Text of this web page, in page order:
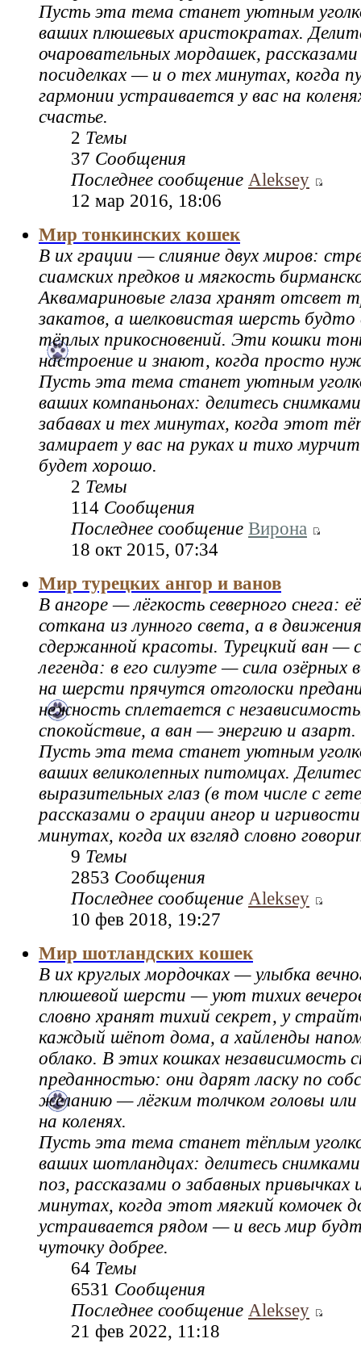
Пусть эта тема станет уютным
ваших плюшевых аристократах.
очаровательных мордашек,
посиделках — и о тех минутах, когда
гармонии устраивается у вас на
счастье.
2 Темы
37 Сообщения
Последнее сообщение Aleksey
12 мар 2016, 18:06
Мир тонкинских кошек
В их грации — слияние двух миров:
сиамских предков и мягкость
Аквамариновые глаза хранят отсвет
закатов, а шелковистая шерсть будто
тёплых прикосновений. Эти кошки
настроение и знают, когда просто
Пусть эта тема станет уютным
ваших компаньонах: делитесь
забавах и тех минутах, когда этот
замирает у вас на руках и тихо
будет хорошо.
2 Темы
114 Сообщения
Последнее сообщение Вирона
18 окт 2015, 07:34
Мир турецких ангор и ванов
В ангоре — лёгкость северного снега:
соткана из лунного света, а в
сдержанной красоты. Турецкий ван —
легенда: в его силуэте — сила озёрных
на шерсти прячутся отголоски
нежность сплетается с
спокойствие, а ван — энергию и азарт.
Пусть эта тема станет уютным
ваших великолепных питомцах.
выразительных глаз (в том числе с
рассказами о грации ангор и
минутах, когда их взгляд словно
9 Темы
2853 Сообщения
Последнее сообщение Aleksey
10 фев 2018, 19:27
Мир шотландских кошек
В их круглых мордочках — улыбка
плюшевой шерсти — уют тихих
словно хранят тихий секрет, у
каждый шёпот дома, а хайленды
облако. В этих кошках независимость
преданностью: они дарят ласку по
желанию — лёгким толчком головы или
на коленях.
Пусть эта тема станет тёплым
ваших шотландцах: делитесь
поз, рассказами о забавных привычках
минутах, когда этот мягкий комочек
устраивается рядом — и весь мир
чуточку добрее.
64 Темы
6531 Сообщения
Последнее сообщение Aleksey
21 фев 2022, 11:18